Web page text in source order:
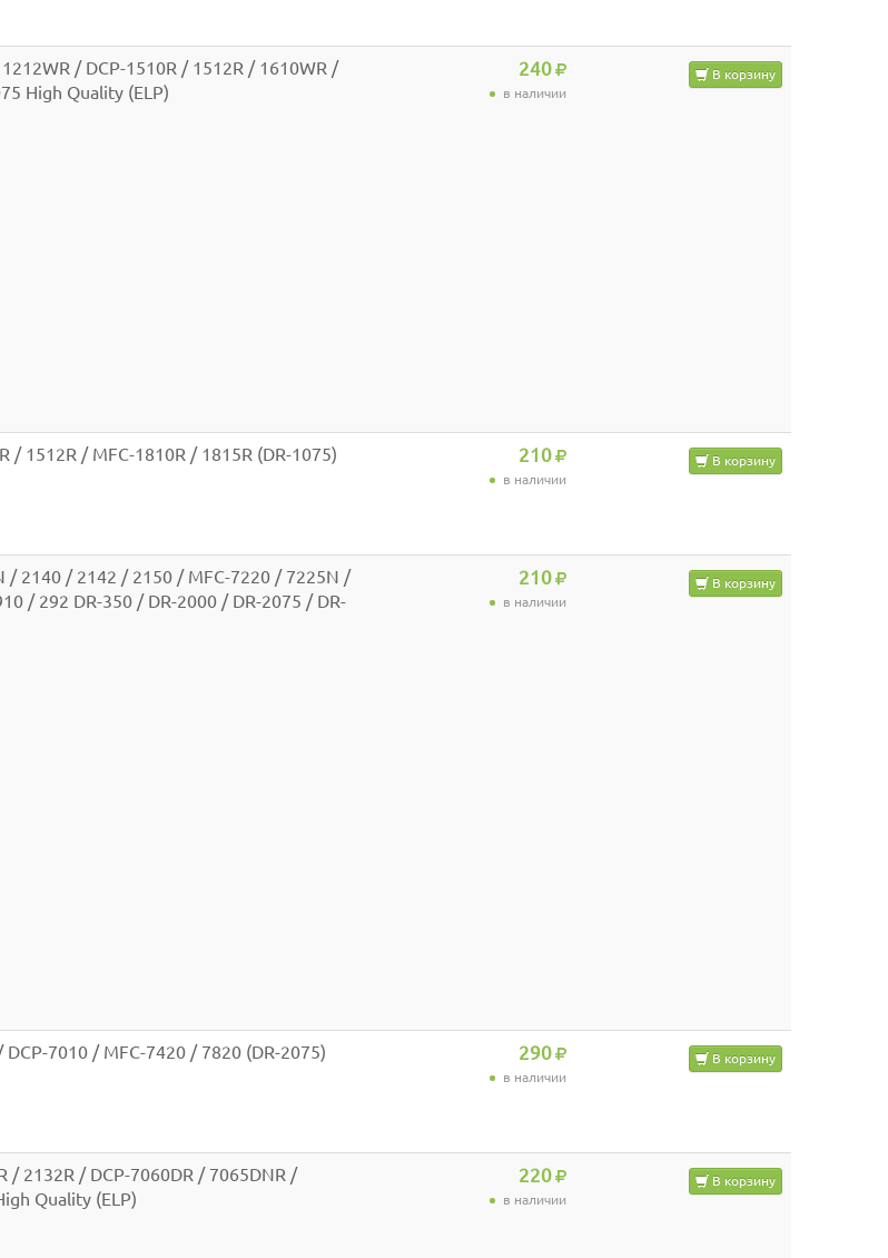
/ DCP-1510R / 1512R / 1610WR /
High Quality (ELP)
240
в наличии
В корзину
/ 1512R / MFC-1810R / 1815R (DR-1075)
210
в наличии
В корзину
/ 2140 / 2142 / 2150 / MFC-7220 / 7225N /
/ 292 DR-350 / DR-2000 / DR-2075 / DR-
210
в наличии
В корзину
7010 / MFC-7420 / 7820 (DR-2075)
290
в наличии
В корзину
/ 2132R / DCP-7060DR / 7065DNR /
Quality (ELP)
220
в наличии
В корзину